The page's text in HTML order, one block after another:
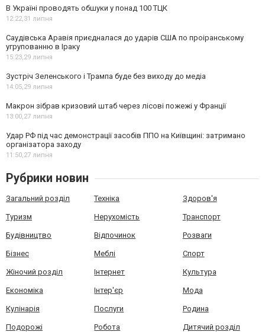
В Україні проводять обшуки у понад 100 ТЦК
12:22,31 липня
Саудівська Аравія приєдналася до ударів США по проіранському
угрупованню в Іраку
15:23,29 липня
Зустріч Зеленського і Трампа буде без виходу до медіа
14:05,29 липня
Макрон зібрав кризовий штаб через лісові пожежі у Франції
13:00,27 липня
Удар РФ під час демонстрації засобів ППО на Київщині: затримано
організатора заходу
11:50,27 липня
Рубрики новин
Загальний розділ Техніка Здоров'я
Туризм Нерухомість Транспорт
Будівництво Відпочинок Розваги
Бізнес Меблі Спорт
Жіночий розділ Інтернет Культура
Економіка Інтер'єр Мода
Кулінарія Послуги Родина
Подорожі Робота Дитячий розділ